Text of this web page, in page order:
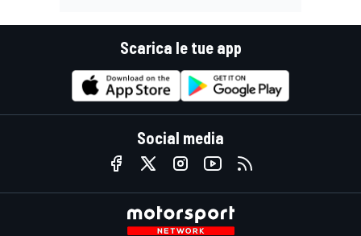
Scarica le tue app
Social media